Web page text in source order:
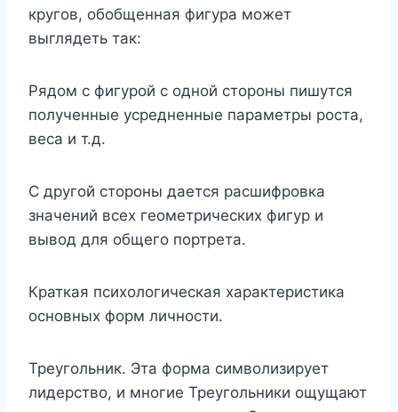
кругов, обобщенная фигура может
выглядеть так:
Рядом с фигурой с одной стороны пишутся
полученные усредненные параметры роста,
веса и т.д.
С другой стороны дается расшифровка
значений всех геометрических фигур и
вывод для общего портрета.
Краткая психологическая характеристика
основных форм личности.
Треугольник. Эта форма символизирует
лидерство, и многие Треугольники ощущают